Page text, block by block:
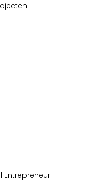
Entrepreneur